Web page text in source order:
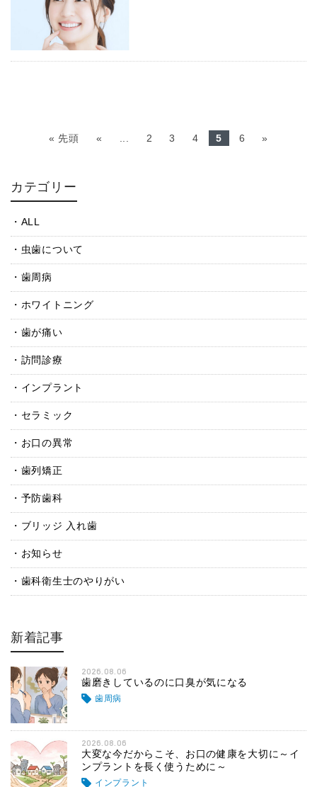
« 先頭 « 2 3 4 5 6 »
カテゴリー
ALL
虫歯について
歯周病
ホワイトニング
歯が痛い
訪問診療
インプラント
セラミック
お口の異常
歯列矯正
予防歯科
ブリッジ 入れ歯
お知らせ
歯科衛生士のやりがい
新着記事
2026.08.06
歯磨きしているのに口臭が気になる
歯周病
2026.08.06
大変な今だからこそ、お口の健康を大切に～イ
ンプラントを長く使うために～
インプラント